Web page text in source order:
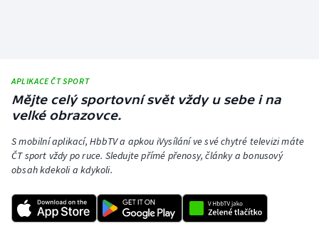
APLIKACE ČT SPORT
Mějte celý sportovní svět vždy u sebe i na
velké obrazovce.
S mobilní aplikací, HbbTV a apkou iVysílání ve své chytré televizi máte
ČT sport vždy po ruce. Sledujte přímé přenosy, články a bonusový
obsah kdekoli a kdykoli.